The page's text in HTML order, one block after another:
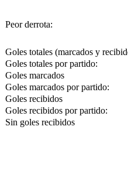
Peor derrota:
Goles totales (marcados y
Goles totales por partido:
Goles marcados
Goles marcados por partido:
Goles recibidos
Goles recibidos por partido:
Sin goles recibidos